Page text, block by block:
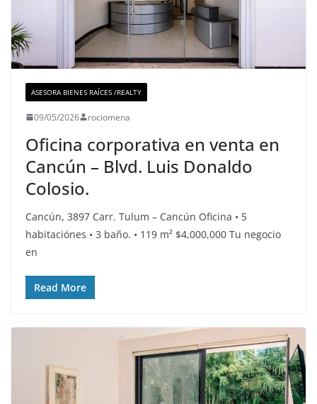
ASESORA BIENES RAÍCES /REALTY
09/05/2026 rociomena
Oficina corporativa en venta en
Cancún – Blvd. Luis Donaldo
Colosio.
Cancún, 3897 Carr. Tulum – Cancún Oficina • 5
habitaciónes • 3 baño. • 119 m² $4,000,000 Tu negocio
en
Read More